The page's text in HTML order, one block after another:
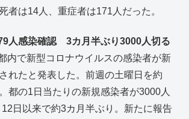
者は14人、重症者は171人だった。
人感染確認 3カ月半ぶり3000人切る
内で新型コロナウイルスの感染者が新
れたと発表した。前週の土曜日を約
都の1日当たりの新規感染者が3000人
日以来で約3カ月半ぶり。新たに報告